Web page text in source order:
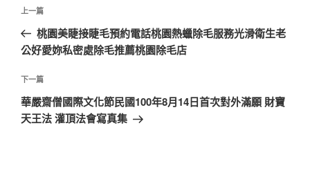
上一篇
桃園美睫接睫毛預約電話桃園熱蠟除毛服務光滑衛生老
公好愛妳私密處除毛推薦桃園除毛店
下一篇
華嚴齋僧國際文化節民國100年8月14日首次對外滿願 財寶
天王法 灌頂法會寫真集